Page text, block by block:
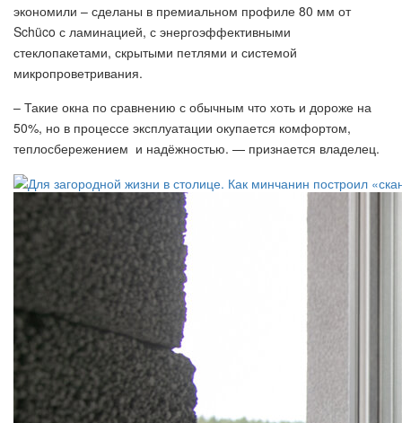
экономили – сделаны в премиальном профиле 80 мм от
Schüco с ламинацией, с энергоэффективными
стеклопакетами, скрытыми петлями и системой
микропроветривания.
– Такие окна по сравнению с обычным что хоть и дороже на
50%, но в процессе эксплуатации окупается комфортом,
теплосбережением и надёжностью. — признается владелец.